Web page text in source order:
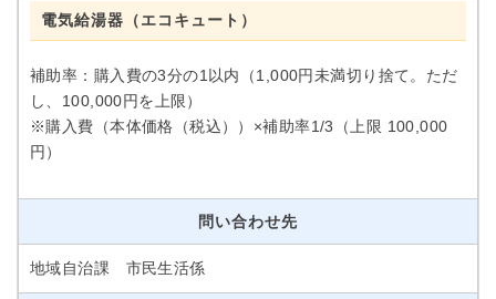
電気給湯器（エコキュート）
補助率：購入費の3分の1以内（1,000円未満切り捨て。ただ
し、100,000円を上限）
※購入費（本体価格（税込））×補助率1/3（上限 100,000
円）
問い合わせ先
地域自治課 市民生活係